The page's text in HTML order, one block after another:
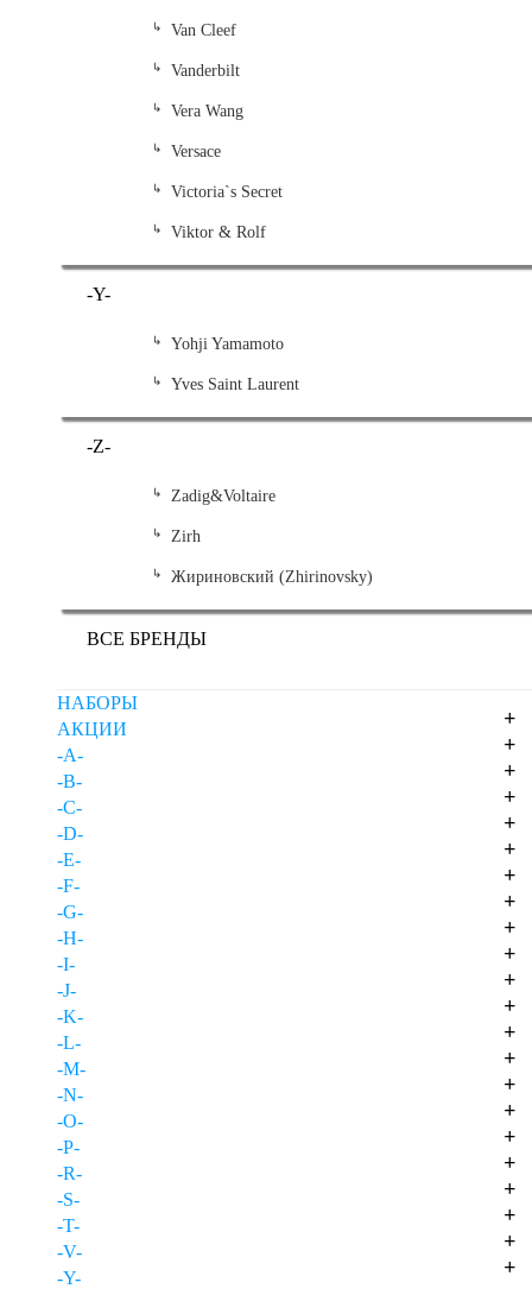
Van Cleef
Vanderbilt
Vera Wang
Versace
Victoria`s Secret
Viktor & Rolf
-Y-
Yohji Yamamoto
Yves Saint Laurent
-Z-
Zadig&Voltaire
Zirh
Жириновский (Zhirinovsky)
ВСЕ БРЕНДЫ
НАБОРЫ
АКЦИИ
-A-
+
-B-
+
-C-
+
-D-
+
-E-
+
-F-
+
-G-
+
-H-
+
-I-
+
-J-
+
-K-
+
-L-
+
-M-
+
-N-
+
-O-
+
-P-
+
-R-
+
-S-
+
-T-
+
-V-
+
-Y-
+
+